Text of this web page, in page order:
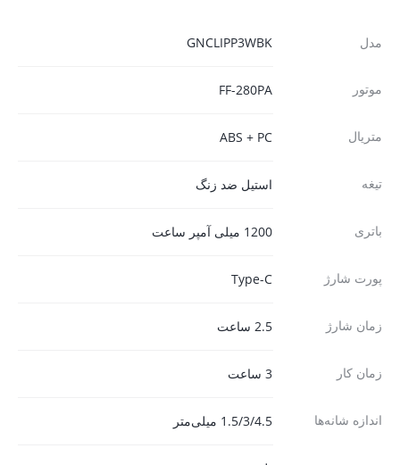
مدل GNCLIPP3WBK
موتور FF-280PA
متریال ABS + PC
تیغه استیل ضد زنگ
باتری 1200 میلی آمپر ساعت
پورت شارژ Type-C
زمان شارژ 2.5 ساعت
زمان کار 3 ساعت
اندازه شانه‌ها 1.5/3/4.5 میلی‌متر